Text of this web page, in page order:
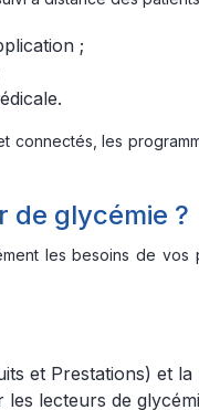
;
connectés, les
de glycémie ?
les besoins de vos
et Prestations) et la
lecteurs de